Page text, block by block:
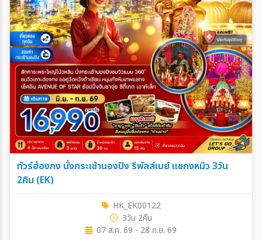
ตั้งแต่วันที่
ถึงวันที่
ระหว่าง
ค้นหา
ทัวร์ฮ่องกง นั่งกระเช้านองปิง รีพัลส์เบย์ แชกงหมิว 3วัน
2คืน (EK)
HK_EK00122
3วัน 2คืน
07 ส.ค. 69 - 28 ก.ย. 69